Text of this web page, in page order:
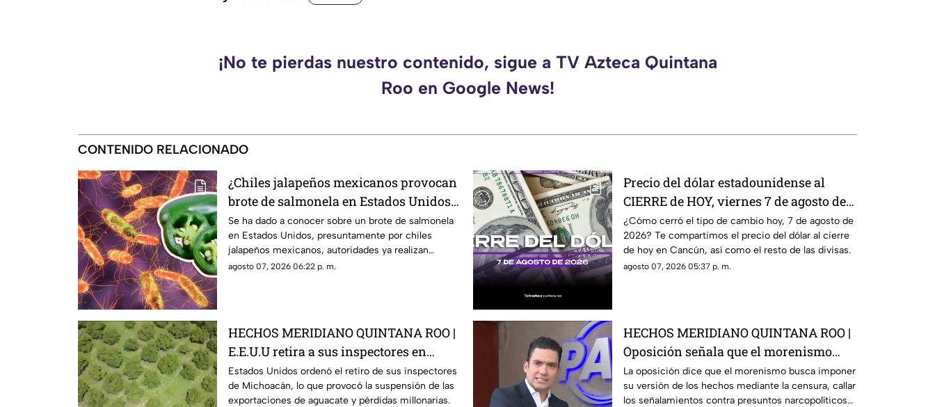
¡No te pierdas nuestro contenido, sigue a TV Azteca Quintana
Roo en Google News!
CONTENIDO RELACIONADO
¿Chiles jalapeños mexicanos provocan
brote de salmonela en Estados Unidos?
Esto debes saber
Se ha dado a conocer sobre un brote de salmonela
en Estados Unidos, presuntamente por chiles
jalapeños mexicanos, autoridades ya realizan
investigación.
agosto 07, 2026 06:22 p. m.
Precio del dólar estadounidense al
CIERRE de HOY, viernes 7 de agosto de
2026, en Cancún
¿Cómo cerró el tipo de cambio hoy, 7 de agosto de
2026? Te compartimos el precio del dólar al cierre
de hoy en Cancún, así como el resto de las divisas.
agosto 07, 2026 05:37 p. m.
HECHOS MERIDIANO QUINTANA ROO |
E.E.U.U retira a sus inspectores en
Michoacán y provocá la suspensión de
exportaciones de aguacate
Estados Unidos ordenó el retiro de sus inspectores
de Michoacán, lo que provocó la suspensión de las
exportaciones de aguacate y pérdidas millonarias.
HECHOS MERIDIANO QUINTANA ROO |
Oposición señala que el morenismo
quiere imponer su versión de los
hechos usando la censura
La oposición dice que el morenismo busca imponer
su versión de los hechos mediante la censura, callar
los señalamientos contra presuntos narcopolíticos